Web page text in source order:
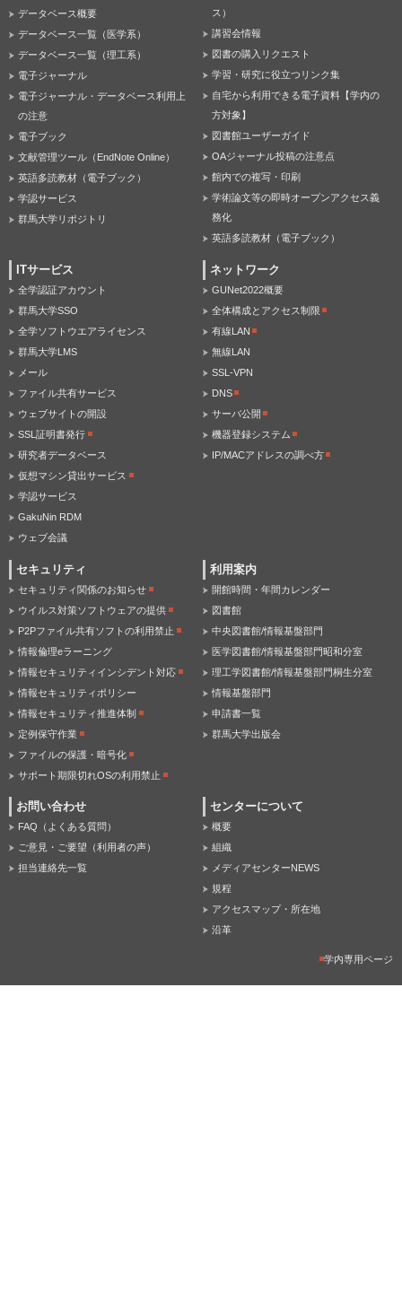
データベース概要
データベース一覧（医学系）
データベース一覧（理工系）
電子ジャーナル
電子ジャーナル・データベース利用上
の注意
電子ブック
文献管理ツール（EndNote Online）
英語多読教材（電子ブック）
学認サービス
群馬大学リポジトリ
ス）
講習会情報
図書の購入リクエスト
学習・研究に役立つリンク集
自宅から利用できる電子資料【学内の
方対象】
図書館ユーザーガイド
OAジャーナル投稿の注意点
館内での複写・印刷
学術論文等の即時オープンアクセス義
務化
英語多読教材（電子ブック）
ITサービス
全学認証アカウント
群馬大学SSO
全学ソフトウエアライセンス
群馬大学LMS
メール
ファイル共有サービス
ウェブサイトの開設
SSL証明書発行
研究者データベース
仮想マシン貸出サービス
学認サービス
GakuNin RDM
ウェブ会議
ネットワーク
GUNet2022概要
全体構成とアクセス制限
有線LAN
無線LAN
SSL-VPN
DNS
サーバ公開
機器登録システム
IP/MACアドレスの調べ方
セキュリティ
セキュリティ関係のお知らせ
ウイルス対策ソフトウェアの提供
P2Pファイル共有ソフトの利用禁止
情報倫理eラーニング
情報セキュリティインシデント対応
情報セキュリティポリシー
情報セキュリティ推進体制
定例保守作業
ファイルの保護・暗号化
サポート期限切れOSの利用禁止
利用案内
開館時間・年間カレンダー
図書館
中央図書館/情報基盤部門
医学図書館/情報基盤部門昭和分室
理工学図書館/情報基盤部門桐生分室
情報基盤部門
申請書一覧
群馬大学出版会
お問い合わせ
FAQ（よくある質問）
ご意見・ご要望（利用者の声）
担当連絡先一覧
センターについて
概要
組織
メディアセンターNEWS
規程
アクセスマップ・所在地
沿革
学内専用ページ